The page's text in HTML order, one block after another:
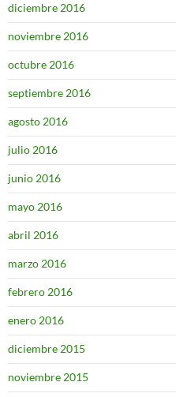
diciembre 2016
noviembre 2016
octubre 2016
septiembre 2016
agosto 2016
julio 2016
junio 2016
mayo 2016
abril 2016
marzo 2016
febrero 2016
enero 2016
diciembre 2015
noviembre 2015